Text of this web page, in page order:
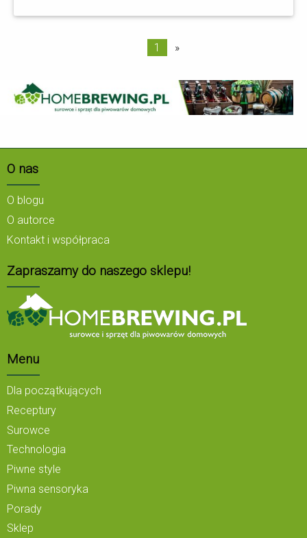
1 »
O nas
O blogu
O autorce
Kontakt i współpraca
Zapraszamy do naszego sklepu!
Menu
Dla początkujących
Receptury
Surowce
Technologia
Piwne style
Piwna sensoryka
Porady
Sklep